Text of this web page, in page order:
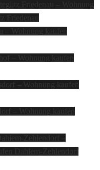
Friedenau – Wohnung
Friedenau
– Wohnung kaufen
– Wohnung kaufen
– Wohnung kaufen
– Wohnung kaufen
Zehlendorf –
Dahlem-Zehlendorf